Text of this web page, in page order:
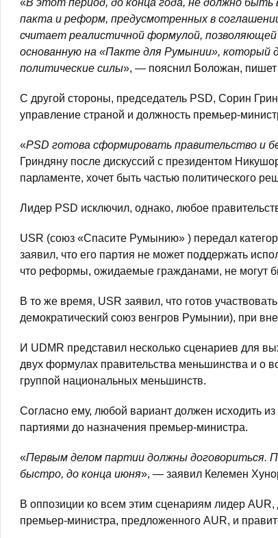
«В этот период, до конца года, не должно быть
пакта и реформ, предусмотренных в
считает реалистичной формулой,
основанную на «Пакте для Румынии», который
политические силы», — пояснил Боложан, пишет
С другой стороны, председатель PSD, Сорин
управление страной и должность премьер-
«PSD готова сформировать правительство и
Гриндяну после дискуссий с президентом
парламенте, хочет быть частью политического
Лидер PSD исключил, однако, любое
USR (союз «Спасите Румынию» ) передал
заявил, что его партия не может поддержать
что реформы, ожидаемые гражданами, не могут
В то же время, USR заявил, что готов
демократический союз венгров Румынии), при
И UDMR представил несколько сценариев для
двух формулах правительства меньшинства и о
группой национальных меньшинств.
Согласно ему, любой вариант должен исходить
партиями до назначения премьер-министра.
«Первым делом партии должны договориться.
быстро, до конца июня», — заявил Келемен
В оппозиции ко всем этим сценариям лидер
премьер-министра, предложенного AUR, и